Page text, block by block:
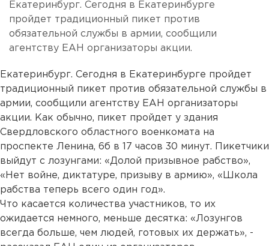
Екатеринбург. Сегодня в Екатеринбурге
пройдет традиционный пикет против
обязательной службы в армии, сообщили
агентству ЕАН организаторы акции.
Екатеринбург. Сегодня в Екатеринбурге пройдет
традиционный пикет против обязательной службы в
армии, сообщили агентству ЕАН организаторы
акции. Как обычно, пикет пройдет у здания
Свердловского областного военкомата на
проспекте Ленина, 6б в 17 часов 30 минут. Пикетчики
выйдут с лозунгами: «Долой призывное рабство»,
«Нет войне, диктатуре, призыву в армию», «Школа
рабства теперь всего один год».
Что касается количества участников, то их
ожидается немного, меньше десятка: «Лозунгов
всегда больше, чем людей, готовых их держать», -